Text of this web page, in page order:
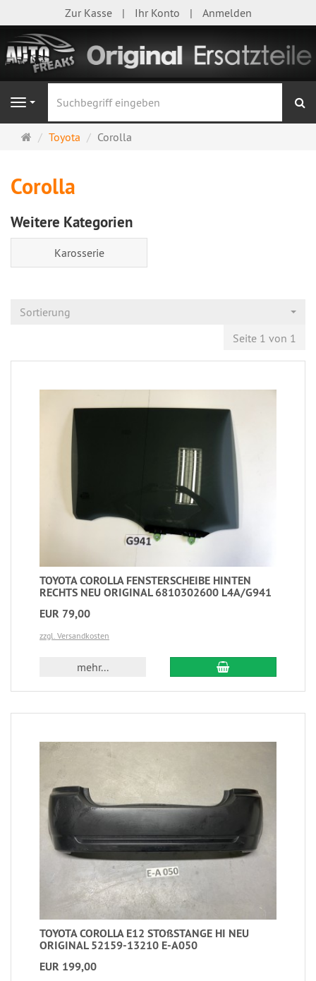
Zur Kasse Ihr Konto Anmelden
Navigation
Startseite
Toyota Corolla
Corolla
Weitere Kategorien
Karosserie
Sortierung
Seite 1 von 1
TOYOTA COROLLA FENSTERSCHEIBE HINTEN
RECHTS NEU ORIGINAL 6810302600 L4A/G941
EUR 79,00
zzgl. Versandkosten
mehr...
TOYOTA COROLLA E12 STOßSTANGE HI NEU
ORIGINAL 52159-13210 E-A050
EUR 199,00